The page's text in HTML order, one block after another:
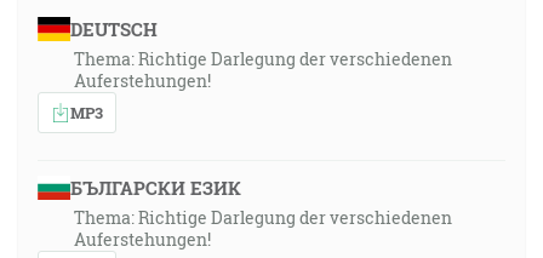
DEUTSCH
Thema: Richtige Darlegung der verschiedenen
Auferstehungen!
MP3
БЪЛГАРСКИ ЕЗИК
Thema: Richtige Darlegung der verschiedenen
Auferstehungen!